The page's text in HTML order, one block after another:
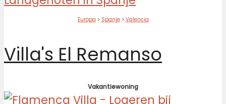
Europa > Spanje> Valencia
Villa's El Remanso
Vakantiewoning